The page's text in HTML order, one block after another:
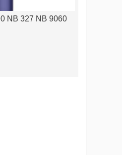
NB 327 NB 9060